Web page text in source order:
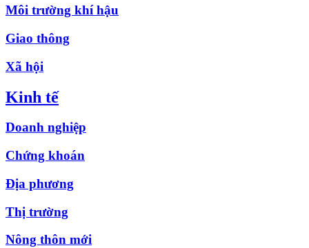
Môi trường khí hậu
Giao thông
Xã hội
Kinh tế
Doanh nghiệp
Chứng khoán
Địa phương
Thị trường
Nông thôn mới